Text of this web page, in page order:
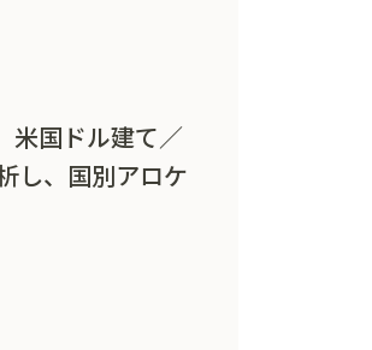
米国ドル建て／
し、国別アロケ